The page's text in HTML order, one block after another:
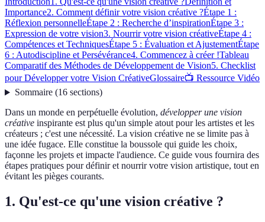
Importance2. Comment définir votre vision créative ?Étape 1 :
Réflexion personnelleÉtape 2 : Recherche d’inspirationÉtape 3 :
Expression de votre vision3. Nourrir votre vision créativeÉtape 4 :
Compétences et TechniquesÉtape 5 : Évaluation et AjustementÉtape
6 : Autodiscipline et Persévérance4. Commencez à créer !Tableau
Comparatif des Méthodes de Développement de Vision5. Checklist
pour Développer votre Vision CréativeGlossaire📺 Ressource Vidéo
Sommaire(16 sections)
Dans un monde en perpétuelle évolution, développer une vision
créative inspirante est plus qu'un simple atout pour les artistes et les
créateurs ; c'est une nécessité. La vision créative ne se limite pas à
une idée fugace. Elle constitue la boussole qui guide les choix,
façonne les projets et impacte l'audience. Ce guide vous fournira des
étapes pratiques pour définir et nourrir votre vision artistique, tout en
évitant les pièges courants.
1. Qu'est-ce qu'une vision créative ?